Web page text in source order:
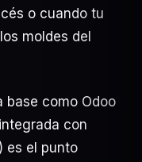
o cuando tu
moldes del
base como Odoo
con
es el punto